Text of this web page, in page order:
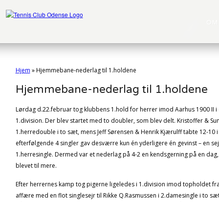
Hjem »Hjemmebane-nederlag til 1.holdene
Hjemmebane-nederlag til 1.holdene
Lørdag d.22.februar tog klubbens 1.hold for herrer imod Aarhus 1900 II
1.division. Der blev startet med to doubler, som blev delt. Kristoffer &
1.herredouble i to sæt, mens Jeff Sørensen & Henrik Kjærulff tabte 12-10
efterfølgende 4 singler gav desværre kun én yderligere én gevinst – en
1.herresingle. Dermed var et nederlag på 4-2 en kendsgerning på en
blevet til mere.
Efter herrernes kamp tog pigerne ligeledes i 1.division imod topholdet
affære med en flot singlesejr til Rikke Q.Rasmussen i 2.damesingle i to